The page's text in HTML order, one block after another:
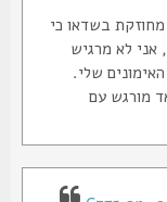
בשדאו כי
לא מרגיש
שלי.
עם